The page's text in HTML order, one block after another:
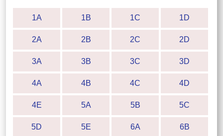
1A 1B 1C 1D
2A 2B 2C 2D
3A 3B 3C 3D
4A 4B 4C 4D
4E 5A 5B 5C
5D 5E 6A 6B